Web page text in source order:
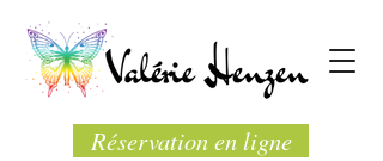
Réservation en ligne